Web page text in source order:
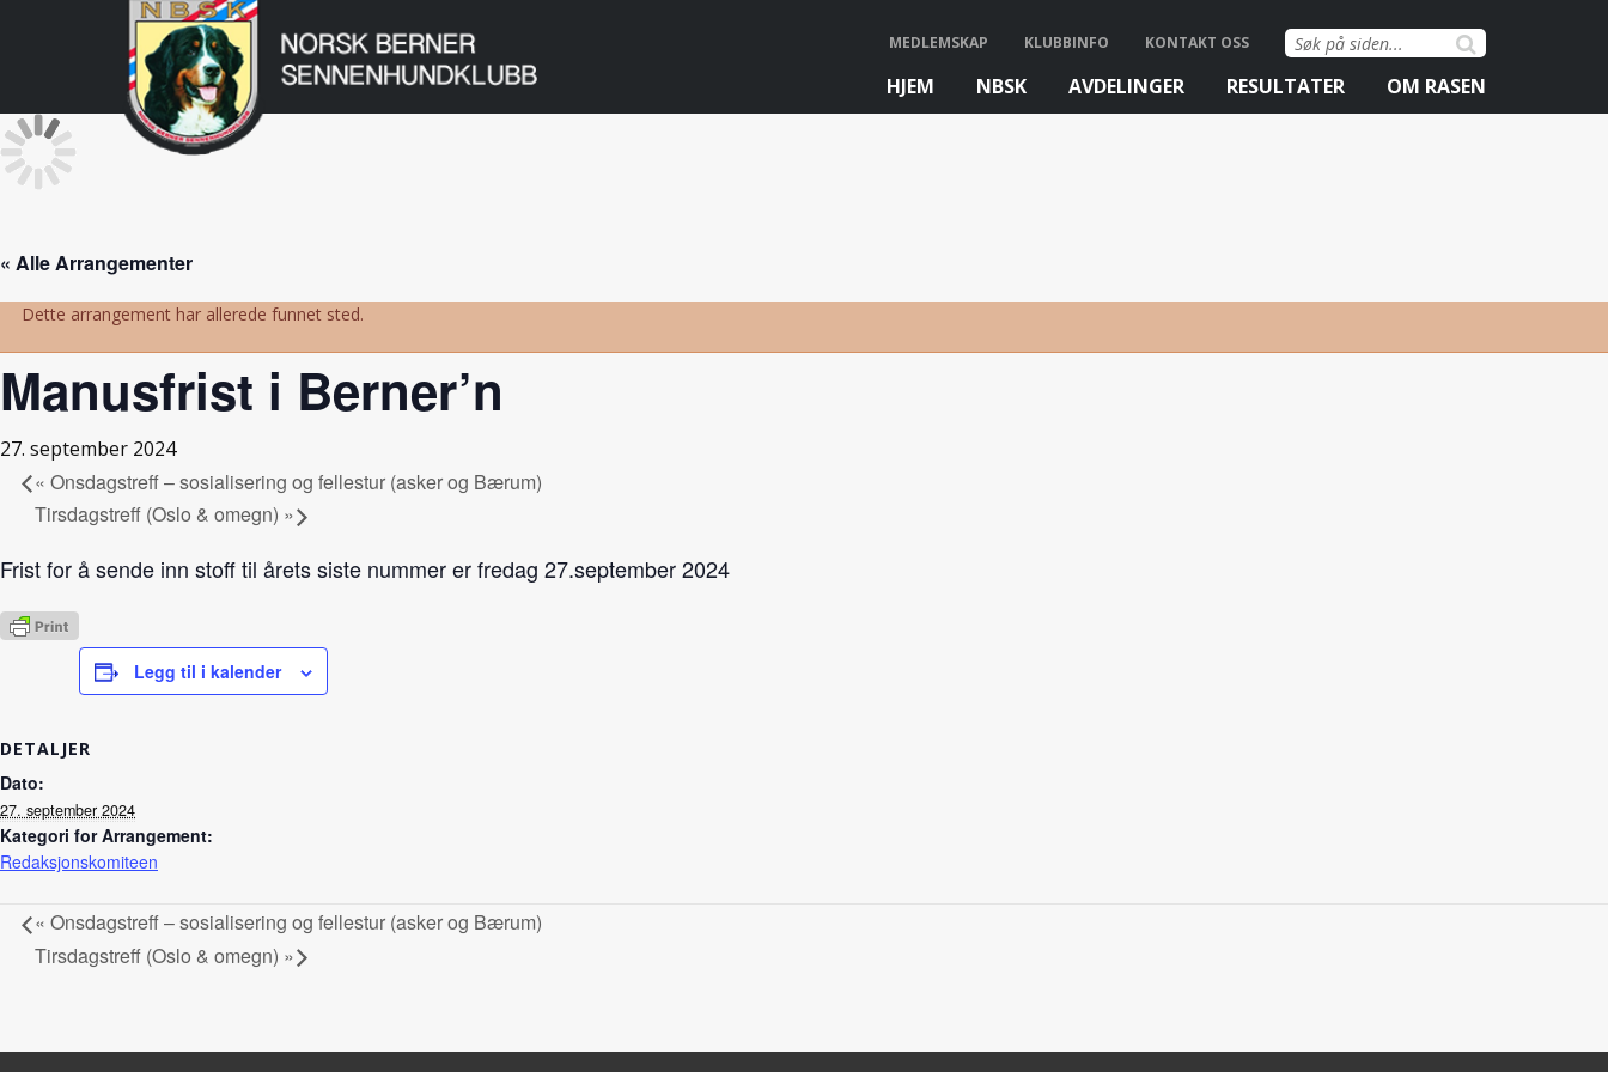
Gå
til
innholdet
Norsk
Berner
Søk
etter:
MEDLEMSKAP KLUBBINFO KONTAKT OSS
HJEM NBSK AVDELINGER RESULTATER OM RASEN
« Alle Arrangementer
Dette arrangement har allerede funnet sted.
Manusfrist i Berner’n
27. september 2024
« Onsdagstreff – sosialisering og fellestur (asker og Bærum)
Tirsdagstreff (Oslo & omegn) »
Frist for å sende inn stoff til årets siste nummer er fredag 27.september 2024
Legg til i kalender
DETALJER
Dato:
27. september 2024
Kategori for Arrangement:
Redaksjonskomiteen
« Onsdagstreff – sosialisering og fellestur (asker og Bærum)
Tirsdagstreff (Oslo & omegn) »